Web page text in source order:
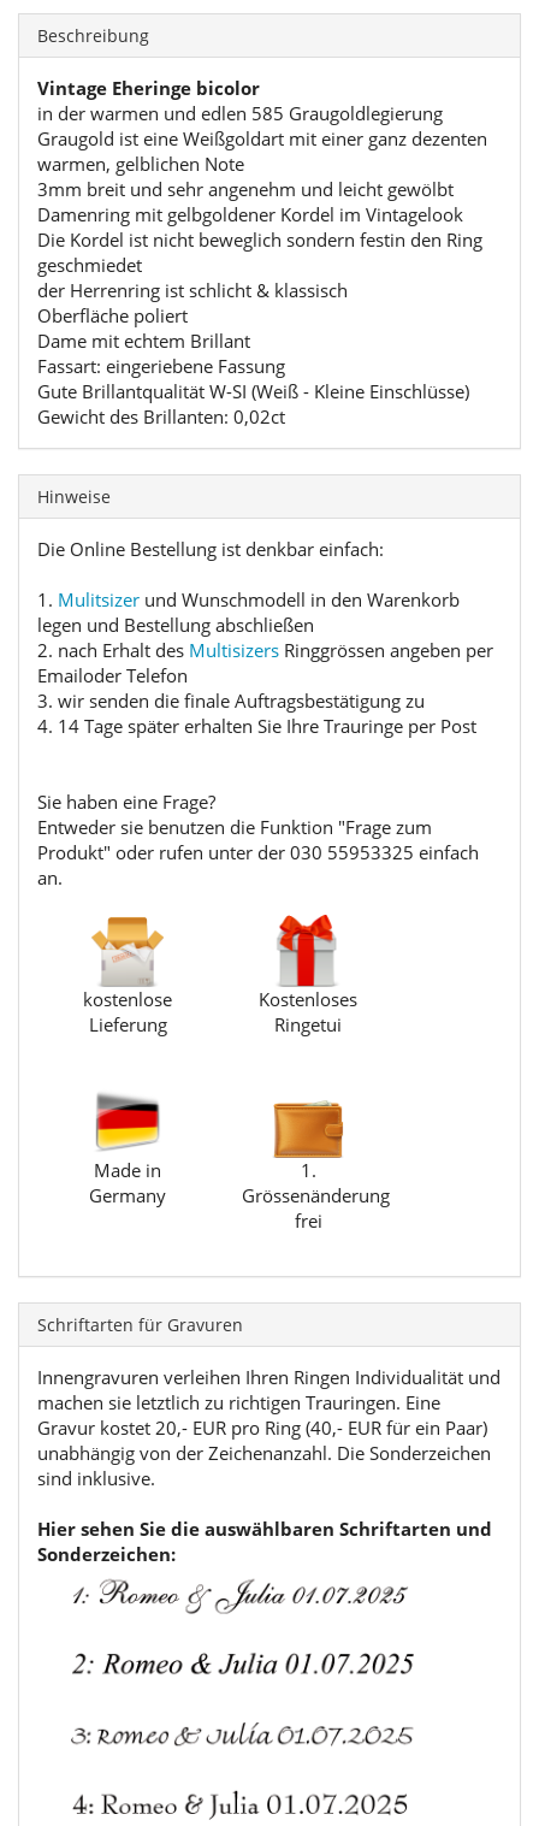
Beschreibung
Vintage Eheringe bicolor
in der warmen und edlen 585 Graugoldlegierung
Graugold ist eine Weißgoldart mit einer ganz dezenten
warmen, gelblichen Note
3mm breit und sehr angenehm und leicht gewölbt
Damenring mit gelbgoldener Kordel im Vintagelook
Die Kordel ist nicht beweglich sondern festin den Ring
geschmiedet
der Herrenring ist schlicht & klassisch
Oberfläche poliert
Dame mit echtem Brillant
Fassart: eingeriebene Fassung
Gute Brillantqualität W-SI (Weiß - Kleine Einschlüsse)
Gewicht des Brillanten: 0,02ct
Hinweise
Die Online Bestellung ist denkbar einfach:
1. Mulitsizer und Wunschmodell in den Warenkorb
legen und Bestellung abschließen
2. nach Erhalt des Multisizers Ringgrössen angeben per
Emailoder Telefon
3. wir senden die finale Auftragsbestätigung zu
4. 14 Tage später erhalten Sie Ihre Trauringe per Post
Sie haben eine Frage?
Entweder sie benutzen die Funktion "Frage zum
Produkt" oder rufen unter der 030 55953325 einfach
an.
kostenlose
Lieferung
Kostenloses
Ringetui
Made in
Germany
1.
Grössenänderung
frei
Schriftarten für Gravuren
Innengravuren verleihen Ihren Ringen Individualität und
machen sie letztlich zu richtigen Trauringen. Eine
Gravur kostet 20,- EUR pro Ring (40,- EUR für ein Paar)
unabhängig von der Zeichenanzahl. Die Sonderzeichen
sind inklusive.
Hier sehen Sie die auswählbaren Schriftarten und
Sonderzeichen: